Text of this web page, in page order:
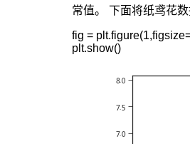
常值。 下面将纸鸢花
fig =
plt.show()